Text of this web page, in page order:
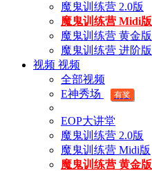
魔鬼训练营 2.0版
魔鬼训练营 Midi版
魔鬼训练营 黄金版
魔鬼训练营 进阶版
视频 视频
全部视频
E神秀场
有奖
EOP大讲堂
魔鬼训练营 2.0版
魔鬼训练营 Midi版
魔鬼训练营 黄金版